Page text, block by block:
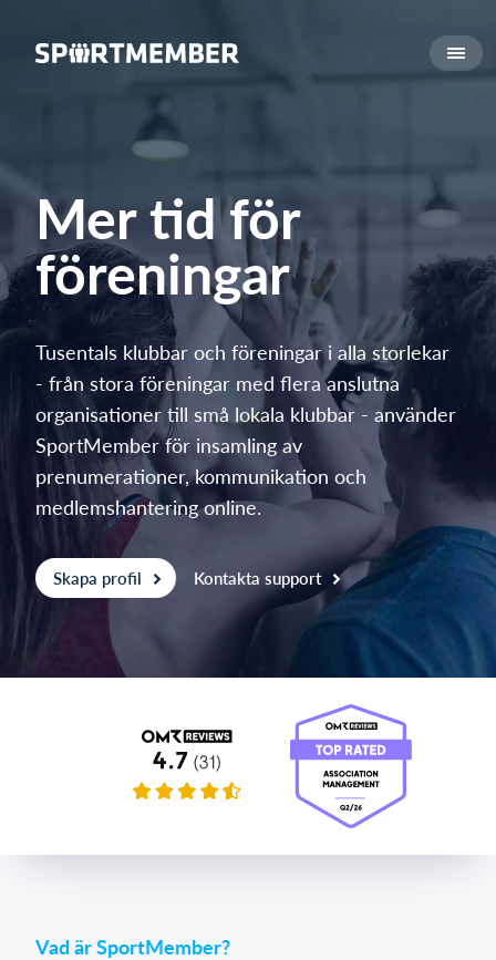
Om SportMember
Pressomnämnande
Vad kostar det?
Svenska
Logga in
Mer tid för
föreningar
Tusentals klubbar och föreningar i alla storlekar
- från stora föreningar med flera anslutna
organisationer till små lokala klubbar - använder
SportMember för insamling av
prenumerationer, kommunikation och
medlemshantering online.
Skapa profil Kontakta support
Vad är SportMember?